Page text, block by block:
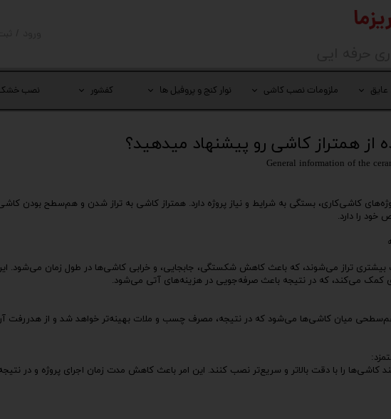
تغییر
ملزومات نصب کاشی نوار کنج و پروفیل ها کفشور نصب
از همتراز کاشی رو پیشنهاد میدهید؟
General information of the
کاشی‌کاری، بستگی به شرایط و نیاز پروژه دارد. همتراز کاشی به تراز شدن و هم‌سطح بودن
خود را دارد.
بیشتری تراز می‌شوند، که باعث کاهش شکستگی، جابجایی، و خرابی کاشی‌ها در طول زمان می‌شود.
کمک می‌کند، که در نتیجه باعث صرفه‌جویی در هزینه‌های آتی می‌شود.
هم‌سطحی میان کاشی‌ها می‌شود که در نتیجه، مصرف چسب و ملات بهینه‌تر خواهد شد و از هدررفت
کاشی‌ها را با دقت بالاتر و سریع‌تر نصب کنند. این امر باعث کاهش مدت زمان اجرای پروژه و در